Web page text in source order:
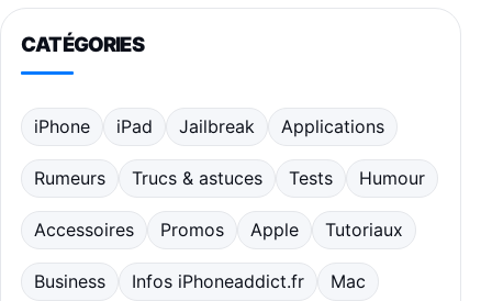
CATÉGORIES
iPhone iPad Jailbreak Applications
Rumeurs Trucs & astuces Tests Humour
Accessoires Promos Apple Tutoriaux
Business Infos iPhoneaddict.fr Mac